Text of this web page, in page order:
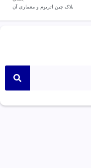
بلاک چین اتریوم و معماری آن